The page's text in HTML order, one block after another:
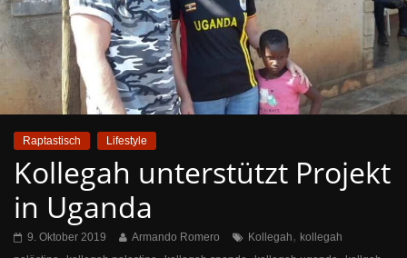
Raptastisch Lifestyle
Kollegah unterstützt Projekt
in Uganda
9. Oktober 2019 Armando Romero Kollegah, kollegah